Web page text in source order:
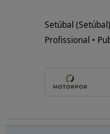
Setúbal (Setúbal)
Profissional •